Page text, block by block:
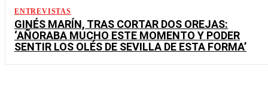
ENTREVISTAS
GINÉS MARÍN, TRAS CORTAR DOS OREJAS:
‘AÑORABA MUCHO ESTE MOMENTO Y PODER
SENTIR LOS OLÉS DE SEVILLA DE ESTA FORMA’